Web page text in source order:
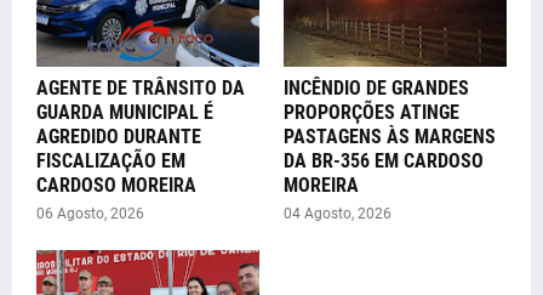
AGENTE DE TRÂNSITO DA
GUARDA MUNICIPAL É
AGREDIDO DURANTE
FISCALIZAÇÃO EM
CARDOSO MOREIRA
06 Agosto, 2026
INCÊNDIO DE GRANDES
PROPORÇÕES ATINGE
PASTAGENS ÀS MARGENS
DA BR-356 EM CARDOSO
MOREIRA
04 Agosto, 2026